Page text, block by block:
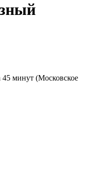
45 минут (Московское